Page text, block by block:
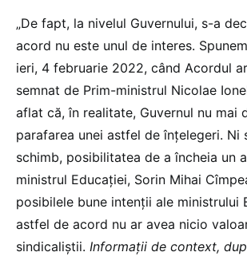
„De fapt, la nivelul Guvernului, s-a
acord nu este unul de interes.
ieri, 4 februarie 2022, când Acordul
semnat de Prim-ministrul Nicolae
aflat că, în realitate, Guvernul nu mai
parafarea unei astfel de înțelegeri. Ni
schimb, posibilitatea de a încheia un
ministrul Educației, Sorin Mihai
posibilele bune intenții ale ministrului
astfel de acord nu ar avea nicio
sindicaliștii. Informații de context,